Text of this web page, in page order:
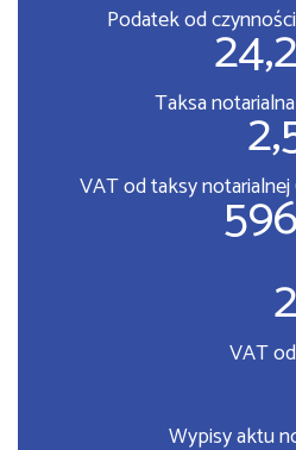
Podatek od
Taksa
VAT od taksy
VAT
Wypisy aktu